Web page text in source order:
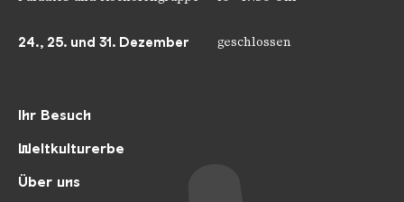
Ihr Besuch
Weltkulturerbe
Über uns
24., 25. und 31. Dezember geschlossen